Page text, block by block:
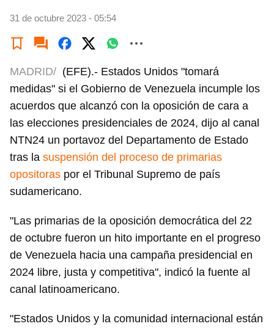
31 de octubre 2023 - 05:54
MADRID/ (EFE).- Estados Unidos "tomará
medidas" si el Gobierno de Venezuela incumple los
acuerdos que alcanzó con la oposición de cara a
las elecciones presidenciales de 2024, dijo al canal
NTN24 un portavoz del Departamento de Estado
tras la suspensión del proceso de primarias
opositoras por el Tribunal Supremo de país
sudamericano.
"Las primarias de la oposición democrática del 22
de octubre fueron un hito importante en el progreso
de Venezuela hacia una campaña presidencial en
2024 libre, justa y competitiva", indicó la fuente al
canal latinoamericano.
"Estados Unidos y la comunidad internacional están